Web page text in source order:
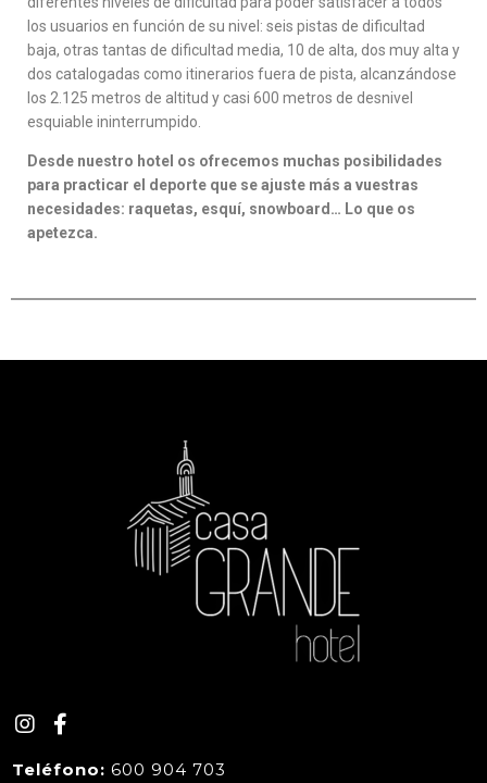
los usuarios en función de su nivel: seis pistas de dificultad
baja, otras tantas de dificultad media, 10 de alta, dos muy alta y
dos catalogadas como itinerarios fuera de pista, alcanzándose
los 2.125 metros de altitud y casi 600 metros de desnivel
esquiable ininterrumpido.
Desde nuestro hotel os ofrecemos muchas posibilidades
para practicar el deporte que se ajuste más a vuestras
necesidades: raquetas, esquí, snowboard… Lo que os
apetezca.
Teléfono: 600 904 703